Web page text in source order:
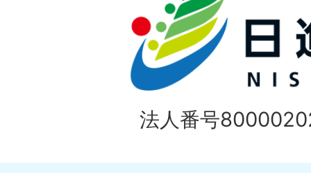
ス
ラ
イ
ド
1
枚
目
の
法人番号